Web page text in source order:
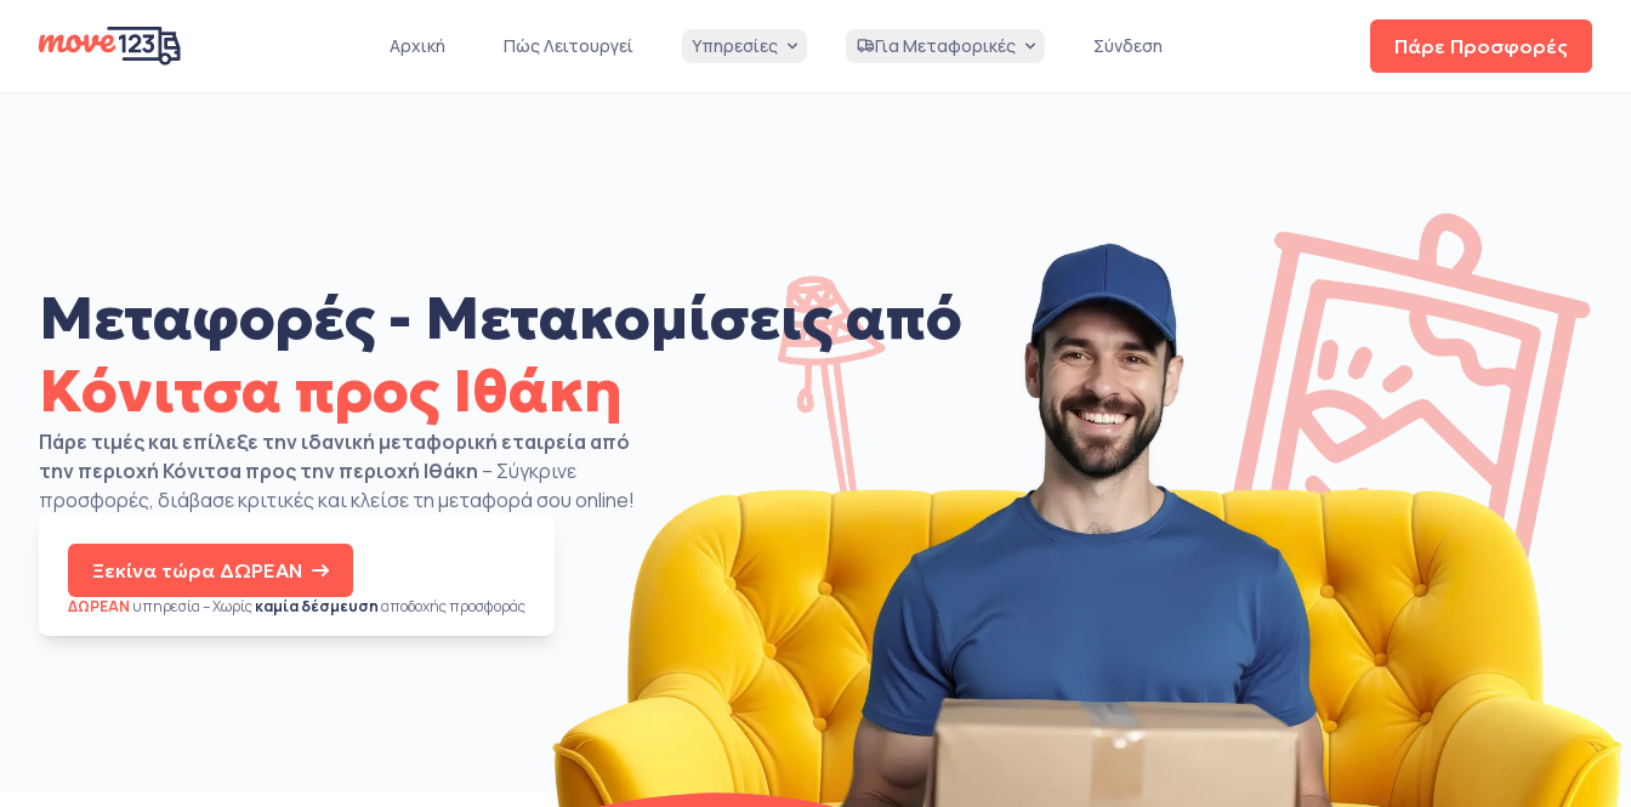
Πάρε Προσφορές
Αρχική Πώς Λειτουργεί Υπηρεσίες Για Μεταφορικές Σύνδεση
Μεταφορές - Μετακομίσεις από
Κόνιτσα προς Ιθάκη
Πάρε τιμές και επίλεξε την ιδανική μεταφορική εταιρεία από
την περιοχή Κόνιτσα προς την περιοχή Ιθάκη – Σύγκρινε
προσφορές, διάβασε κριτικές και κλείσε τη μεταφορά σου online!
Ξεκίνα τώρα ΔΩΡΕΑΝ
ΔΩΡΕΑΝ υπηρεσία – Χωρίςκαμία δέσμευσηαποδοχής προσφοράς